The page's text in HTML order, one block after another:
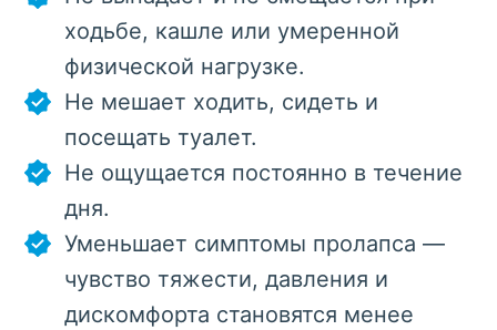
ходьбе, кашле или умеренной
физической нагрузке.
Не мешает ходить, сидеть и
посещать туалет.
Не ощущается постоянно в течение
дня.
Уменьшает симптомы пролапса —
чувство тяжести, давления и
дискомфорта становятся менее